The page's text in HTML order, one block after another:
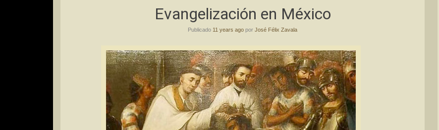
Evangelización en México
Publicado 11 years ago por José Félix Zavala